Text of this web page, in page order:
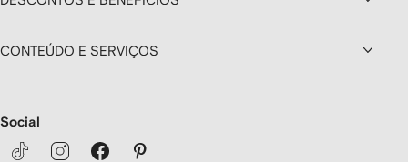
CONTEÚDO E SERVIÇOS
Social